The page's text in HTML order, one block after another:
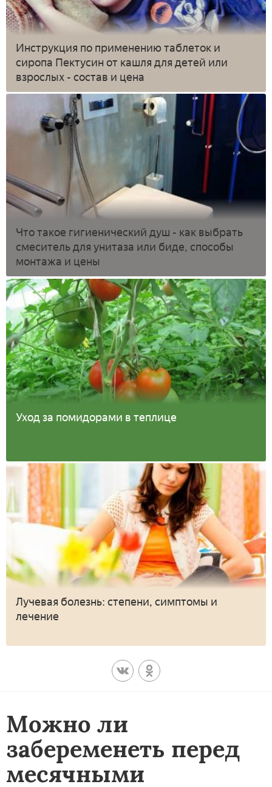
Инструкция по применению таблеток и
сиропа Пектусин от кашля для детей или
взрослых - состав и цена
Что такое гигиенический душ - как выбрать
смеситель для унитаза или биде, способы
монтажа и цены
Уход за помидорами в теплице
Лучевая болезнь: степени, симптомы и
лечение
Можно ли
забеременеть перед
месячными